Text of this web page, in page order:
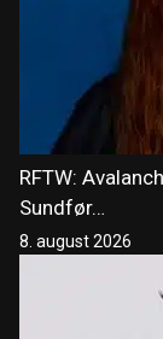
RFTW:
Sundfør…
8. august 2026